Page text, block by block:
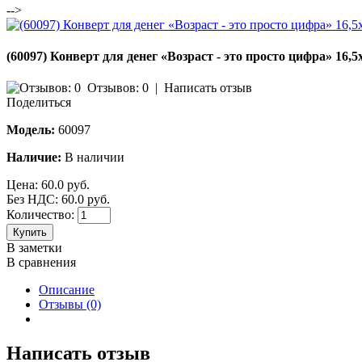
-->
(60097) Конверт для денег «Возраст - это просто цифра»
Отзывов: 0 | Написать отзыв
Поделиться
Модель: 60097
Наличие: В наличии
Цена: 60.0 руб.
Без НДС: 60.0 руб.
Количество:
Купить
В заметки
В сравнения
Описание
Отзывы (0)
Написать отзыв